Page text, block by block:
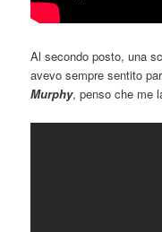
Al secondo posto, una
avevo sempre sentito
Murphy, penso che me